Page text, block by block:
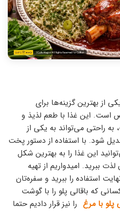
از بهترین گزینه‌ها برای
است. این غذا با طعم لذیذ و
راحتی می‌تواند به یکی از
شود. با استفاده از دستور پخت
این غذا را به بهترین شکل
ببرید. امیدواریم از تهیه
استفاده را ببرید و سفره‌تان
که باقالی پلو را با گوشت
پلو با مرغ را نیز قرار دادیم حتما